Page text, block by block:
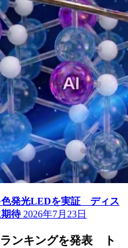
色発光LEDを実証 ディス
待 2026年7月23日
ンキングを発表 ト